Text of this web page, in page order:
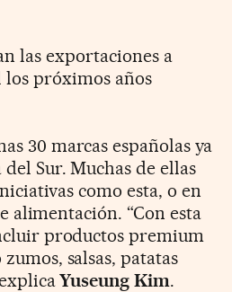
las exportaciones a
los próximos años
30 marcas españolas ya
del Sur. Muchas de ellas
como esta, o en
alimentación. “Con esta
productos premium
salsas, patatas
Yuseung Kim.